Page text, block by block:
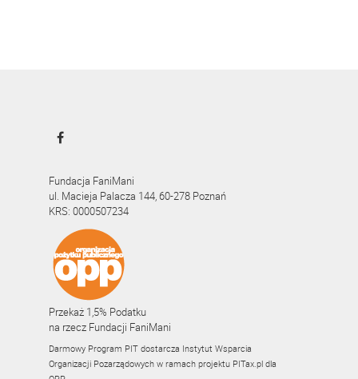
Fundacja FaniMani
ul. Macieja Palacza 144, 60-278 Poznań
KRS: 0000507234
Przekaż 1,5% Podatku
na rzecz Fundacji FaniMani
Darmowy Program PIT dostarcza Instytut Wsparcia
Organizacji Pozarządowych w ramach projektu PITax.pl dla